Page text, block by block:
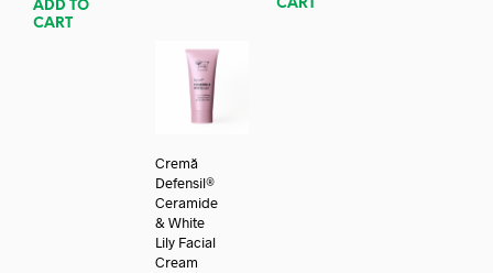
ADD TO
CART
CART
Cremă
Defensil®
Ceramide
& White
Lily Facial
Cream